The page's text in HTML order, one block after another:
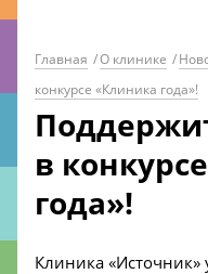
Главная /О клинике /
конкурсе «Клиника года»!
в
года»!
Клиника «Источник»